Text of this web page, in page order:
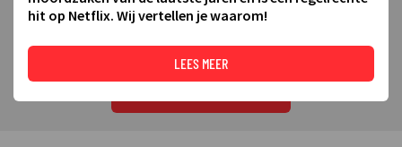
Welk tv-programma en welke streamingshow hebben de meeste
TVgids.nl/ring.
hit op Netflix. Wij vertellen je waarom!
LEES MEER